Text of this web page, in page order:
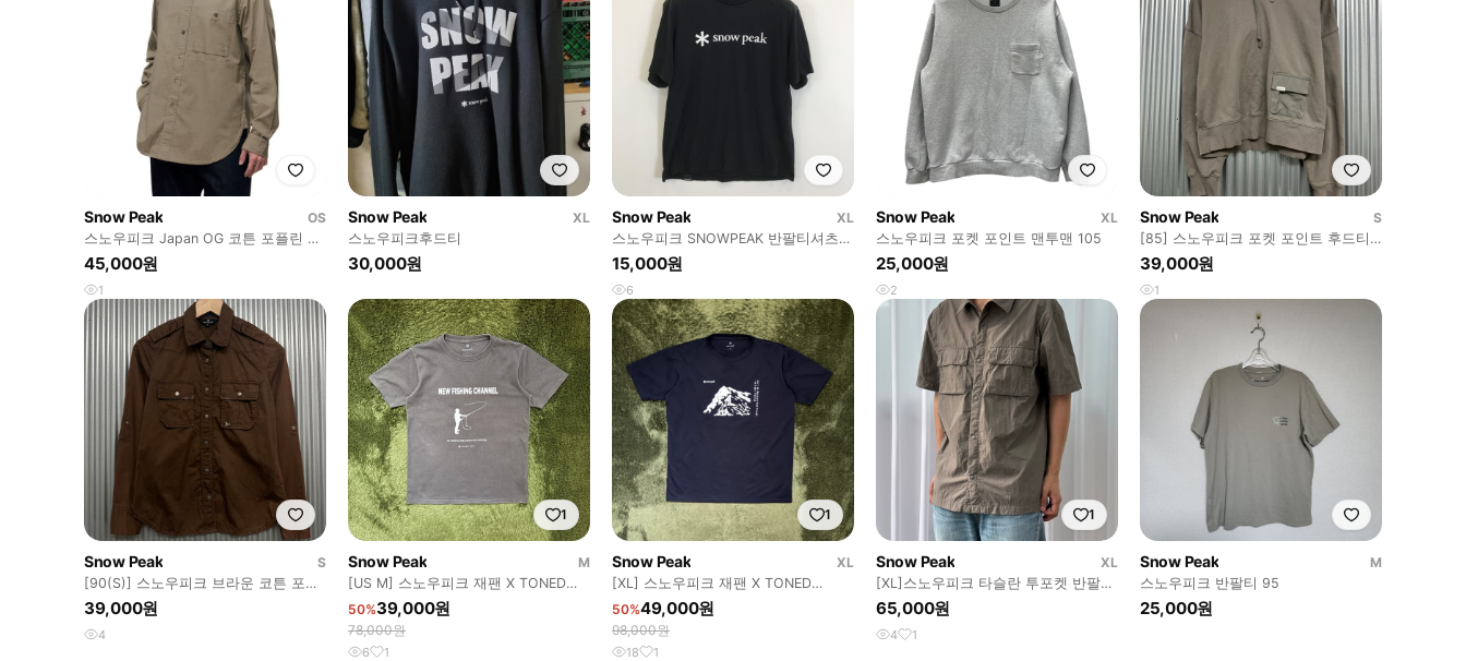
Snow Peak
OS
스노우피크 Japan OG 코튼 포플린 BD
셔츠 (베이지)
45,000원
1
Snow Peak
XL
스노우피크후드티
30,000원
Snow Peak
XL
스노우피크 SNOWPEAK 반팔티셔츠
[105]
15,000원
6
Snow Peak
XL
스노우피크 포켓 포인트 맨투맨 105
25,000원
2
Snow Peak
S
[85] 스노우피크 포켓 포인트 후드티
카키 그레이
39,000원
1
Snow Peak
S
[90(S)] 스노우피크 브라운 코튼 포켓
셔츠
39,000원
4
1
Snow Peak
M
[US M] 스노우피크 재팬 X TONED
TROUT 티셔츠
50%39,000원
78,000원
6 1
1
Snow Peak
XL
[XL] 스노우피크 재팬 X TONED
TROUT Tanigawa 티셔츠
50%49,000원
98,000원
18 1
1
Snow Peak
XL
[XL]스노우피크 타슬란 투포켓 반팔
셔츠
65,000원
4 1
Snow Peak
M
스노우피크 반팔티 95
25,000원